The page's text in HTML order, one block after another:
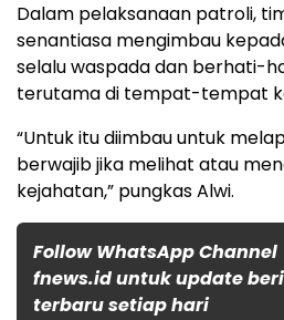
Dalam pelaksanaan patroli,
senantiasa mengimbau
selalu waspada dan berhati-
terutama di tempat-tempat
“Untuk itu diimbau untuk
berwajib jika melihat atau
kejahatan,” pungkas Alwi.
Follow WhatsApp Channel
fnews.id untuk update
terbaru setiap hari